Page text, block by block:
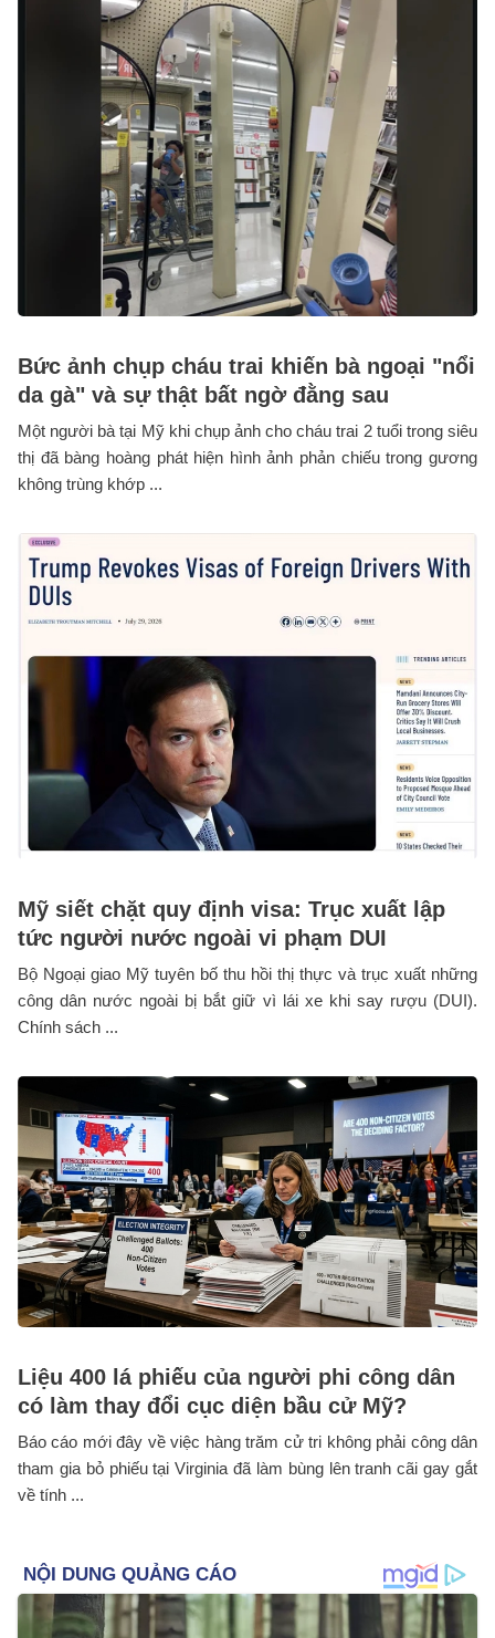
Bức ảnh chụp cháu trai khiến bà ngoại "nổi
da gà" và sự thật bất ngờ đằng sau
Một người bà tại Mỹ khi chụp ảnh cho cháu trai 2 tuổi trong siêu
thị đã bàng hoàng phát hiện hình ảnh phản chiếu trong gương
không trùng khớp ...
Mỹ siết chặt quy định visa: Trục xuất lập
tức người nước ngoài vi phạm DUI
Bộ Ngoại giao Mỹ tuyên bố thu hồi thị thực và trục xuất những
công dân nước ngoài bị bắt giữ vì lái xe khi say rượu (DUI).
Chính sách ...
Liệu 400 lá phiếu của người phi công dân
có làm thay đổi cục diện bầu cử Mỹ?
Báo cáo mới đây về việc hàng trăm cử tri không phải công dân
tham gia bỏ phiếu tại Virginia đã làm bùng lên tranh cãi gay gắt
về tính ...